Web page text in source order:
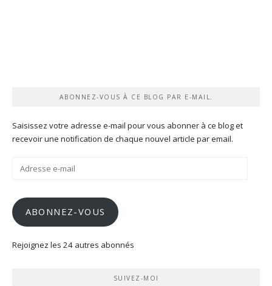
ABONNEZ-VOUS À CE BLOG PAR E-MAIL.
Saisissez votre adresse e-mail pour vous abonner à ce blog et
recevoir une notification de chaque nouvel article par email.
Adresse
ABONNEZ-VOUS
Rejoignez les 24 autres abonnés
SUIVEZ-MOI